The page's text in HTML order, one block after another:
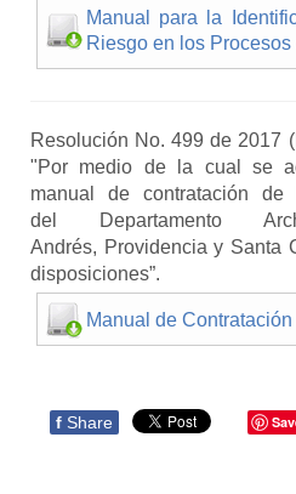
Manual para la
Riesgo en los
Resolución No. 499 de 2017
"Por medio de la cual se
manual de contratación
del
Departamento A
Andrés, Providencia y Santa
disposiciones”.
Manual de
f Share